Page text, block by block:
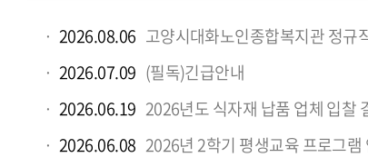
2026.08.06 고양시대화노인종합복지관 정규직 사회복지
2026.07.09 (필독)긴급안내
2026.06.19 2026년도 식자재 납품 업체 입찰
2026.06.08 2026년 2학기 평생교육 프로그램